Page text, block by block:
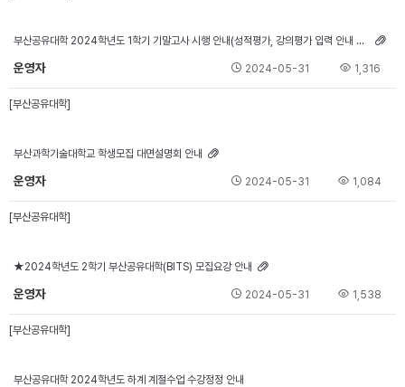
부산공유대학 2024학년도 1학기 기말고사 시행 안내(성적평가, 강의평가 입력 안내 포함)
운영자 2024-05-31 1,316
[부산공유대학]
부산과학기술대학교 학생모집 대면설명회 안내
운영자 2024-05-31 1,084
[부산공유대학]
★2024학년도 2학기 부산공유대학(BITS) 모집요강 안내
운영자 2024-05-31 1,538
[부산공유대학]
부산공유대학 2024학년도 하계 계절수업 수강정정 안내